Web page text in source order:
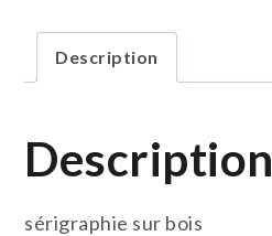
dans
Description
Description
sérigraphie sur bois